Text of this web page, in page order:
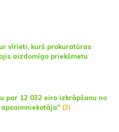
vīrieti, kurš prokuratūras
aizdomīgo priekšmetu
par 12 032 eiro izkrāpšanu no
(3)